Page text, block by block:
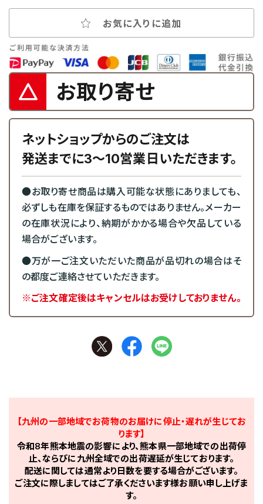
お気に入りに追加
お取り寄せ
ネットショップからのご注文は
発送までに3～10営業日いただきます。
●お取り寄せ商品は購入可能な状態にありましても、
必ずしも在庫を保証するものではありません。メーカー
の在庫状況により、納期がかかる場合や欠品している
場合がございます。
●万が一ご注文いただいた商品が品切れの場合はそ
の都度ご連絡させていただきます。
※ご注文確定後はキャンセルはお受けしておりません。
【九州の一部地域でお荷物のお届けに停止・遅れが生じてお
ります】
令和8年熊本地震の影響により、熊本県一部地域での出荷停
止、ならびに九州全域での出荷遅延が生じております。
配送に関しては通常より日数を要する場合がございます。
ご注文に際しましてはご了承くださいます様お願い申し上げま
す。